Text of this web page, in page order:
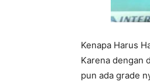
Kenapa Harus
Karena dengan
pun ada grade